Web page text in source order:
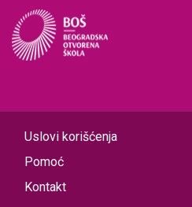
Uslovi korišćenja
Pomoć
Kontakt